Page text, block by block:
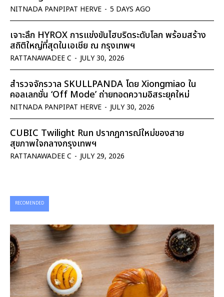
NITNADA PANPIPAT HERVE - 5 DAYS AGO
เจาะลึก HYROX การแข่งขันไฮบริดระดับโลก พร้อมสร้าง
สถิติใหญ่ที่สุดในเอเชีย ณ กรุงเทพฯ
RATTANAWADEE C - JULY 30, 2026
สำรวจจักรวาล SKULLPANDA โดย Xiongmiao ใน
คอลเลกชั่น ‘Off Mode’ ถ่ายทอดความอิสระยุคใหม่
NITNADA PANPIPAT HERVE - JULY 30, 2026
CUBIC Twilight Run ปรากฏการณ์ใหม่ของสาย
สุขภาพใจกลางกรุงเทพฯ
RATTANAWADEE C - JULY 29, 2026
RECOMENDED